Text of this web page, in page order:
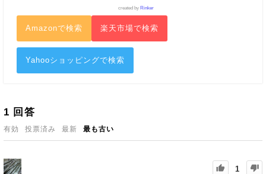
created by Rinker
Amazonで検索 楽天市場で検索
Yahooショッピングで検索
1 回答
有効 投票済み 最新 最も古い
1